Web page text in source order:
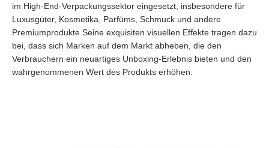
im High-End-Verpackungssektor eingesetzt, insbesondere für
Luxusgüter, Kosmetika, Parfüms, Schmuck und andere
Premiumprodukte.Seine exquisiten visuellen Effekte tragen dazu
bei, dass sich Marken auf dem Markt abheben, die den
Verbrauchern ein neuartiges Unboxing-Erlebnis bieten und den
wahrgenommenen Wert des Produkts erhöhen.